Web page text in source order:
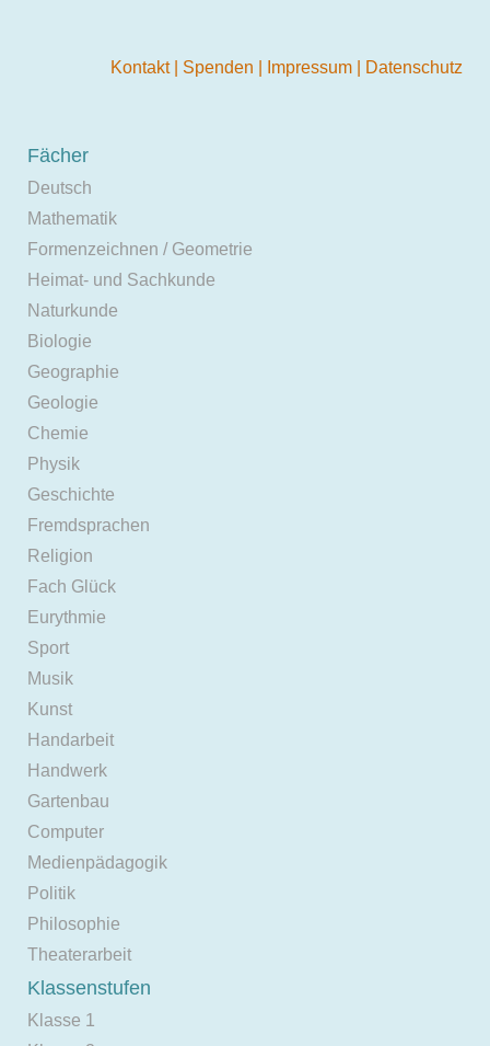
Kontakt Spenden Impressum Datenschutz
Fächer
Deutsch
Mathematik
Formenzeichnen / Geometrie
Heimat- und Sachkunde
Naturkunde
Biologie
Geographie
Geologie
Chemie
Physik
Geschichte
Fremdsprachen
Religion
Fach Glück
Eurythmie
Sport
Musik
Kunst
Handarbeit
Handwerk
Gartenbau
Computer
Medienpädagogik
Politik
Philosophie
Theaterarbeit
Klassenstufen
Klasse 1